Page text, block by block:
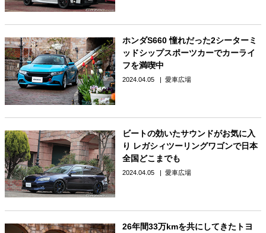
ホンダS660 憧れだった2シーターミ
ッドシップスポーツカーでカーライ
フを満喫中
2024.04.05 愛車広場
ビートの効いたサウンドがお気に入
り レガシィツーリングワゴンで日本
全国どこまでも
2024.04.05 愛車広場
26年間33万kmを共にしてきたトヨ